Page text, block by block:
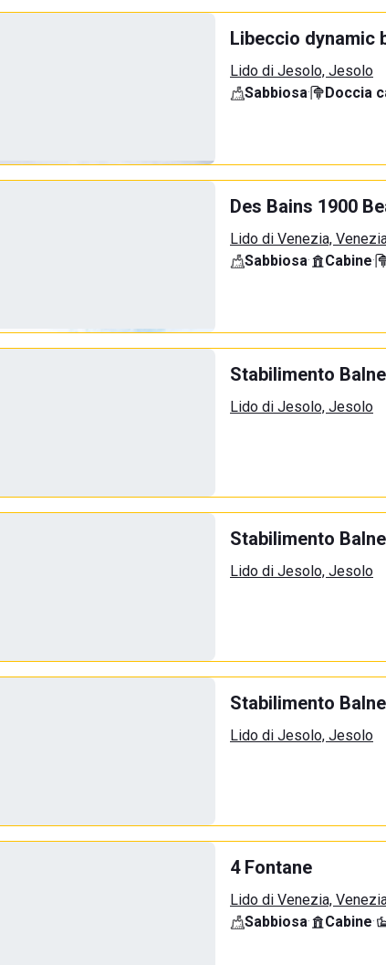
Libeccio dynamic
Lido di Jesolo, Jesolo
Sabbiosa· Doccia
Des Bains 1900
Lido di Venezia,
Sabbiosa· Cabine·
Stabilimento
Lido di Jesolo, Jesolo
Stabilimento
Lido di Jesolo, Jesolo
Stabilimento
Lido di Jesolo, Jesolo
4 Fontane
Lido di Venezia,
Sabbiosa· Cabine·